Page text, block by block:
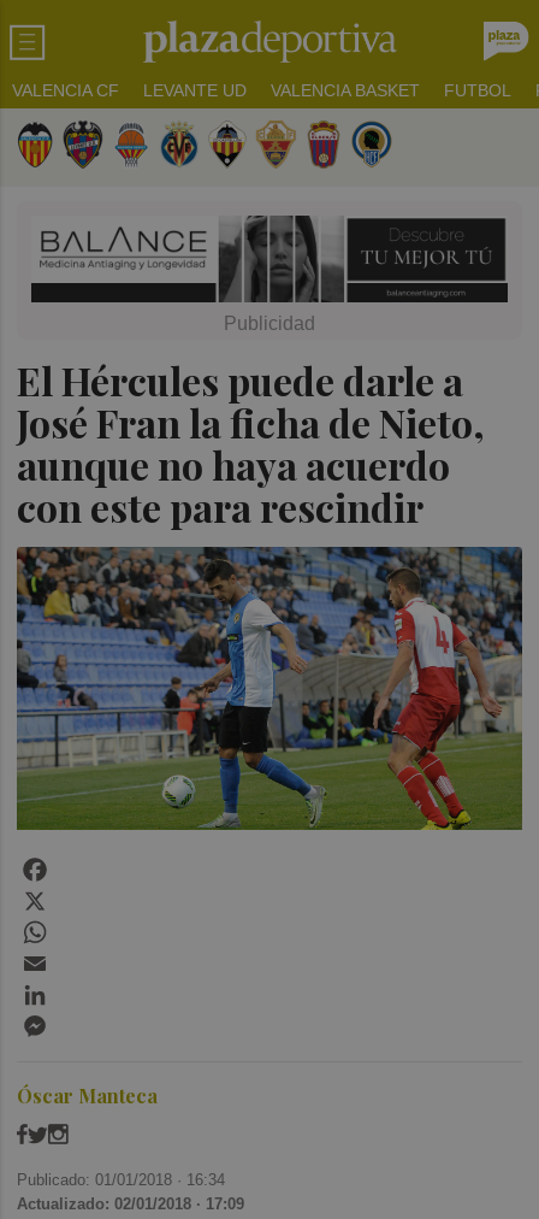
VALENCIA CF LEVANTE UD VALENCIA BASKET FUTBOL
El Hércules puede darle a
José Fran la ficha de Nieto,
aunque no haya acuerdo
con este para rescindir
Óscar Manteca
Publicado: 01/01/2018 · 16:34
Actualizado: 02/01/2018 · 17:09